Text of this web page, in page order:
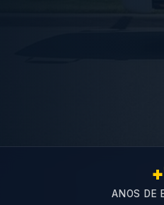
ANOS DE